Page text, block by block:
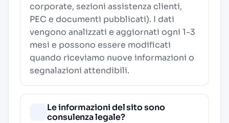
corporate, sezioni assistenza clienti,
PEC e documenti pubblicati). I dati
vengono analizzati e aggiornati ogni 1-3
mesi e possono essere modificati
quando riceviamo nuove informazioni o
segnalazioni attendibili.
Le informazioni del sito sono
consulenza legale?